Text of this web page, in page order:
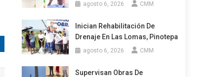
agosto 6, 2026 CMM
Inician Rehabilitación De
Drenaje En Las Lomas, Pinotepa
agosto 6, 2026 CMM
Supervisan Obras De